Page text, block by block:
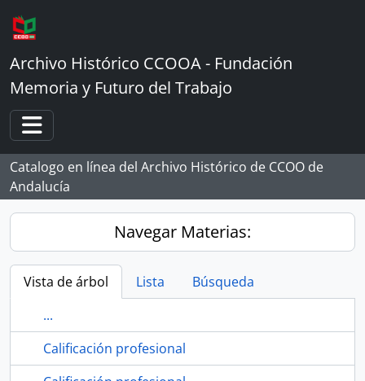
Skip to main content
Archivo Histórico CCOOA - Fundación
Memoria y Futuro del Trabajo
Toggle navigation
Catalogo en línea del Archivo Histórico de CCOO de
Andalucía
Navegar Materias:
Vista de árbol Lista
Búsqueda
...
Calificación profesional